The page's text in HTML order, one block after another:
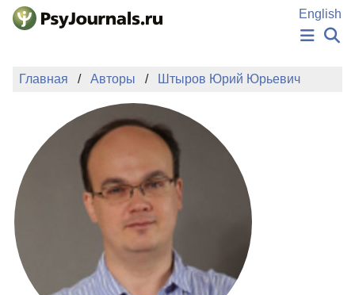
Перейти к основному содержанию
English
НОВОСТИ
АВТОРЫ
ПОДАТЬ РУКОПИСЬ
БАЗА ЗНАНИЙ
КЛЮЧЕВЫЕ СЛОВА
Регистрация
Главная Авторы Штыров Юрий Юрьевич